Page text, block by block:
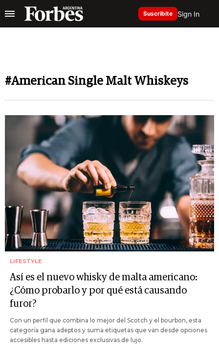
Suscribite Sign In
#American Single Malt Whiskeys
LIFESTYLE
Así es el nuevo whisky de malta americano:
¿Cómo probarlo y por qué está causando
furor?
Con un perfil que combina lo mejor del Scotch y el bourbon, esta
categoría gana adeptos y suma etiquetas que van desde opciones
accesibles hasta ediciones exclusivas de lujo.